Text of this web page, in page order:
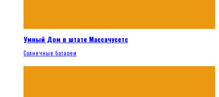
Умный Дом в штате Массачусетс
Солнечные батареи